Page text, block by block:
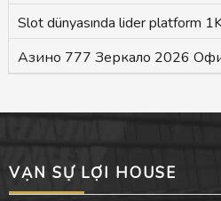
Slot dünyasında lider platform
Азино 777 Зеркало 2026
VẠN SỰ LỢI HOUSE